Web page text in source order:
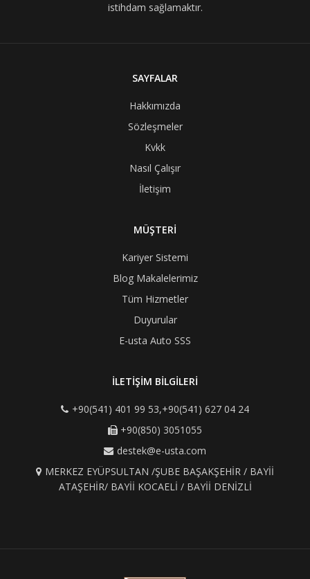
istihdam sağlamaktır.
SAYFALAR
Hakkımızda
Sözleşmeler
Kvkk
Nasıl Çalışır
İletişim
MÜŞTERİ
Kariyer Sistemi
Blog Makalelerimiz
Tüm Hizmetler
Duyurular
E-usta Auto SSS
İLETİŞİM BİLGİLERİ
+90(541) 401 99 53,+90(541) 627 04 24
+90(850) 3051055
destek@e-usta.com
MERKEZ EYÜPSULTAN /ŞUBE BAŞAKŞEHİR / BAYİİ
ATAŞEHİR/ BAYİİ KOCAELİ / BAYİİ DENİZLİ